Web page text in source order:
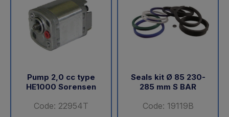
Pump 2,0 cc type
HE1000 Sorensen
Code: 22954T
Seals kit Ø 85 230-
285 mm S BAR
Code: 19119B